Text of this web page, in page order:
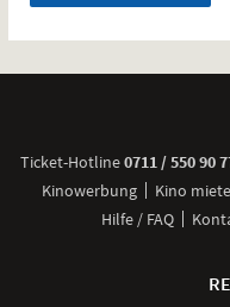
Ticket-Hotline0711 / 550 90
Kinowerbung
Kino
Hilfe / FAQ